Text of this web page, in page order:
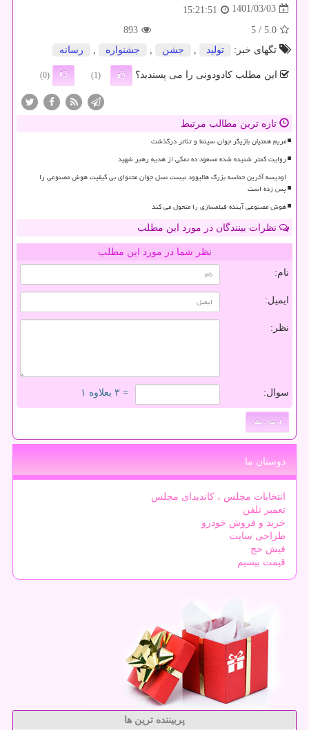
1401/03/03
15:21:51
5.0
/ 5
893
تگهای خبر:
تولید جشن جشنواره رسانه
این مطلب کادودونی را می پسندید؟ (1)
(0)
تازه ترین مطالب مرتبط
مریم همتیان بازیگر جوان سینما و تئاتر درگذشت
روایت کمتر شنیده شده مسعود ده نمکی از هدیه رهبر شهید
اودیسه آخرین حماسه بزرگ هالیوود نیست نسل جوان محتوای بی کیفیت هوش مصنوعی را
پس زده است
هوش مصنوعی آینده فیلمسازی را متحول می کند
نظرات بینندگان در مورد این مطلب
نظر شما در مورد این مطلب
نام:
ایمیل:
نظر:
سوال: = ۳ بعلاوه ۱
دوستان ما
انتخابات مجلس ، کاندیدای مجلس
تعمیر تلفن
خرید و فروش خودرو
طراحی سایت
فیش حج
قیمت بیسیم
پربیننده ترین ها